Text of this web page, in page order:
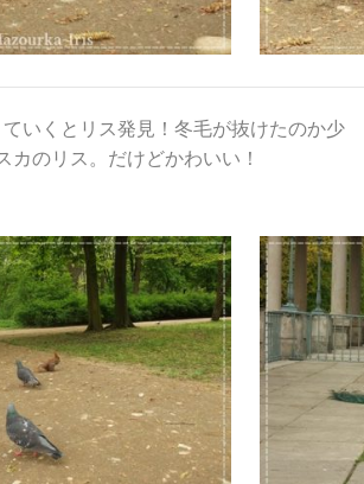
いくとリス発見！冬毛が抜けたのか少
カのリス。だけどかわいい！